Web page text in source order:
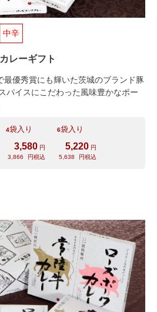
中辛
レーギフト
最優秀賞にも輝いた茨城のブランド豚
パイスにこだわった風味豊かなポー
4袋入り
3,580 円
3,866
円税込
6袋入り
5,220 円
5,638
円税込